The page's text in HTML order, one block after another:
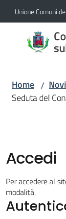
Vai al contenuto
Vai alla
Vai al footer
Unione Comuni
di San
Novità
Menu
Servizi
Home /
Seduta del
Accedi
Per accedere al
modalità.